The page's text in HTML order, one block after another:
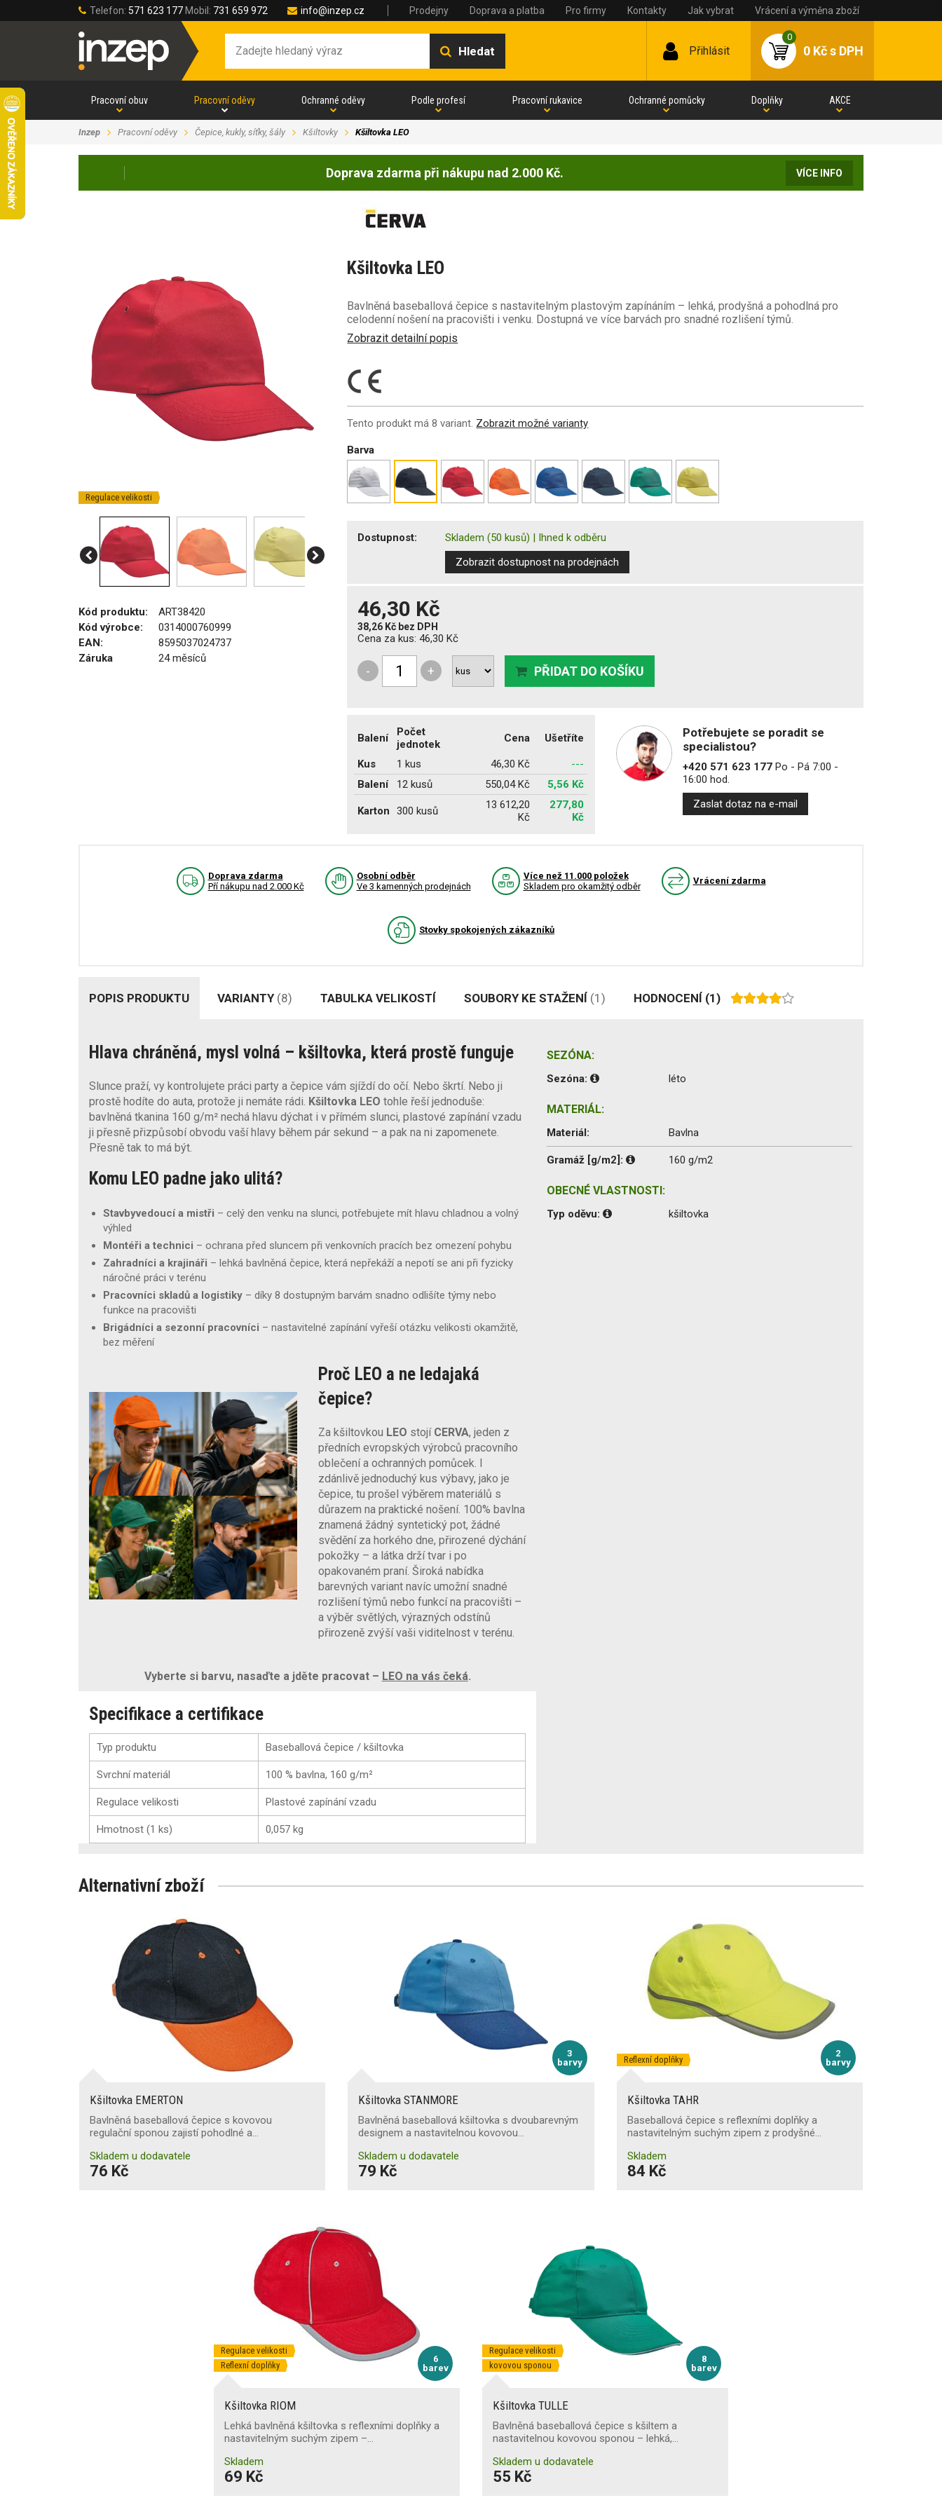
Telefon: 571 623 177 Mobil: 731 659 972 info@inzep.cz Prodejny Doprava a platba Pro firmy Kontakty Jak vybrat Vrácení a výměna zboží
Hledat Přihlásit
0
0 Kčs DPH
Pracovní obuv Pracovní oděvy Ochranné oděvy Podle profesí Pracovní rukavice Ochranné pomůcky Doplňky AKCE
Inzep Pracovní oděvy Čepice, kukly, síťky, šály Kšiltovky Kšiltovka LEO
Doprava zdarma při nákupu nad 2.000 Kč. VÍCE INFO
Regulace velikosti
Kód produktu:
ART38420
Kód výrobce:
0314000760999
EAN:
8595037024737
Záruka
24 měsíců
Kšiltovka LEO
Bavlněná baseballová čepice s nastavitelným plastovým zapínáním – lehká, prodyšná a pohodlná pro
celodenní nošení na pracovišti i venku. Dostupná ve více barvách pro snadné rozlišení týmů.
Zobrazit detailní popis
Tento produkt má 8 variant. Zobrazit možné varianty
Barva
Dostupnost: Skladem (50 kusů) | Ihned k odběru
Zobrazit dostupnost na prodejnách
46,30 Kč
38,26 Kč bez DPH
Cena za kus:46,30 Kč
- + PŘIDAT DO KOŠÍKU
Balení
Počet
jednotek
Cena Ušetříte
Kus 1 kus 46,30 Kč
---
Balení
12 kusů 550,04 Kč 5,56 Kč
Karton 300 kusů
13 612,20
Kč
277,80
Kč
Potřebujete se poradit se
specialistou?
+420 571 623 177Po - Pá 7:00 -
16:00 hod.
Zaslat dotaz na e-mail
Doprava zdarma
Pří nákupu nad 2.000 Kč
Osobní odběr
Ve 3 kamenných prodejnách
Více než 11.000 položek
Skladem pro okamžitý odběr
Vrácení zdarma
Stovky spokojených zákazníků
POPIS PRODUKTU VARIANTY (8) TABULKA VELIKOSTÍ SOUBORY KE STAŽENÍ (1) HODNOCENÍ (1)
Hlava chráněná, mysl volná – kšiltovka, která prostě funguje
Slunce praží, vy kontrolujete práci party a čepice vám sjíždí do očí. Nebo škrtí. Nebo ji
prostě hodíte do auta, protože ji nemáte rádi. Kšiltovka LEO tohle řeší jednoduše:
bavlněná tkanina 160 g/m² nechá hlavu dýchat i v přímém slunci, plastové zapínání vzadu
ji přesně přizpůsobí obvodu vaší hlavy během pár sekund – a pak na ni zapomenete.
Přesně tak to má být.
Komu LEO padne jako ulitá?
Stavbyvedoucí a mistři – celý den venku na slunci, potřebujete mít hlavu chladnou a volný
výhled
Montéři a technici – ochrana před sluncem při venkovních pracích bez omezení pohybu
Zahradníci a krajináři – lehká bavlněná čepice, která nepřekáží a nepotí se ani při fyzicky
náročné práci v terénu
Pracovníci skladů a logistiky – díky 8 dostupným barvám snadno odlišíte týmy nebo
funkce na pracovišti
Brigádníci a sezonní pracovníci – nastavitelné zapínání vyřeší otázku velikosti okamžitě,
bez měření
Proč LEO a ne ledajaká
čepice?
Za kšiltovkou LEO stojí CERVA, jeden z
předních evropských výrobců pracovního
oblečení a ochranných pomůcek. I
zdánlivě jednoduchý kus výbavy, jako je
čepice, tu prošel výběrem materiálů s
důrazem na praktické nošení. 100% bavlna
znamená žádný syntetický pot, žádné
svědění za horkého dne, přirozené dýchání
pokožky – a látka drží tvar i po
opakovaném praní. Široká nabídka
barevných variant navíc umožní snadné
rozlišení týmů nebo funkcí na pracovišti –
a výběr světlých, výrazných odstínů
přirozeně zvýší vaši viditelnost v terénu.
Vyberte si barvu, nasaďte a jděte pracovat – LEO na vás čeká.
Specifikace a certifikace
Typ produktu Baseballová čepice / kšiltovka
Svrchní materiál 100 % bavlna, 160 g/m²
Regulace velikosti Plastové zapínání vzadu
Hmotnost (1 ks) 0,057 kg
SEZÓNA:
Sezóna: léto
MATERIÁL:
Materiál: Bavlna
Gramáž [g/m2]: 160 g/m2
OBECNÉ VLASTNOSTI:
Typ oděvu: kšiltovka
Alternativní zboží
Kšiltovka EMERTON
Bavlněná baseballová čepice s kovovou
regulační sponou zajistí pohodlné a…
Skladem u dodavatele
76 Kč
3
barvy
Kšiltovka STANMORE
Bavlněná baseballová kšiltovka s dvoubarevným
designem a nastavitelnou kovovou…
Skladem u dodavatele
79 Kč
2
barvy
Reflexní doplňky
Kšiltovka TAHR
Baseballová čepice s reflexními doplňky a
nastavitelným suchým zipem z prodyšné…
Skladem
84 Kč
6
barev
Regulace velikosti
Reflexní doplňky
Kšiltovka RIOM
Lehká bavlněná kšiltovka s reflexními doplňky a
nastavitelným suchým zipem –…
Skladem
69 Kč
8
barev
Regulace velikosti
kovovou sponou
Kšiltovka TULLE
Bavlněná baseballová čepice s kšiltem a
nastavitelnou kovovou sponou – lehká,…
Skladem u dodavatele
55 Kč